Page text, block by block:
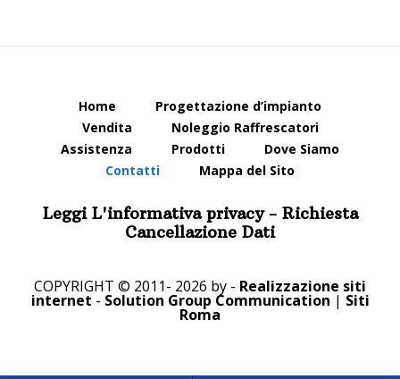
Home
Progettazione d’impianto
Vendita
Noleggio Raffrescatori
Assistenza
Prodotti
Dove Siamo
Contatti
Mappa del Sito
Leggi L'informativa privacy- Richiesta
Cancellazione Dati
COPYRIGHT © 2011- 2026 by - Realizzazione siti
internet - Solution Group Communication | Siti
Roma